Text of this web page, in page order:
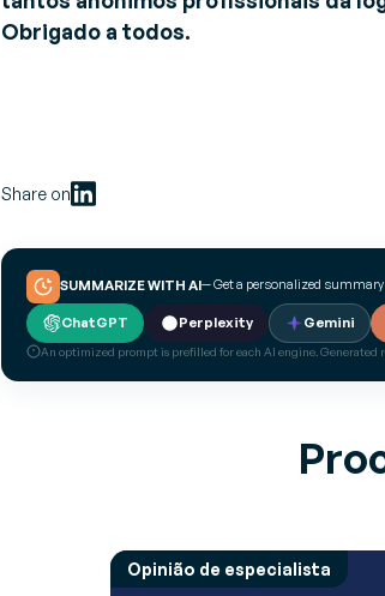
Obrigado a todos.
Share on
SUMMARIZE WITH AI— Get a personalized
ChatGPT Perplexity Gemini
An optimized prompt is prefilled for each AI engine. Generated
Opinião de especialista